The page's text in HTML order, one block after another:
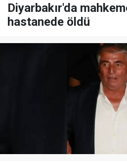
Diyarbakır'da
hastanede öldü